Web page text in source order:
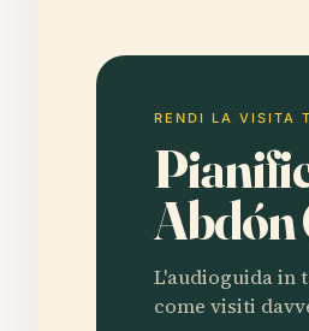
RENDI LA VISITA
Abdón
L'audioguida in
come visiti